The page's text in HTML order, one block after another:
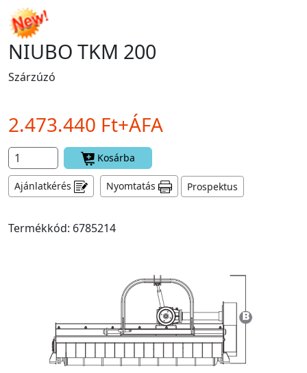
NIUBO TKM 200
Szárzúzó
2.473.440 Ft+ÁFA
Kosárba
Ajánlatkérés Nyomtatás Prospektus
Termékkód: 6785214